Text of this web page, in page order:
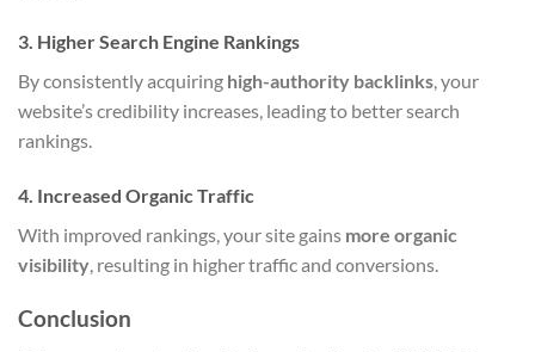
3. Higher Search Engine Rankings
By consistently acquiring high-authority backlinks, your
website’s credibility increases, leading to better search
rankings.
4. Increased Organic Traffic
With improved rankings, your site gains more organic
visibility , resulting in higher traffic and conversions.
Conclusion